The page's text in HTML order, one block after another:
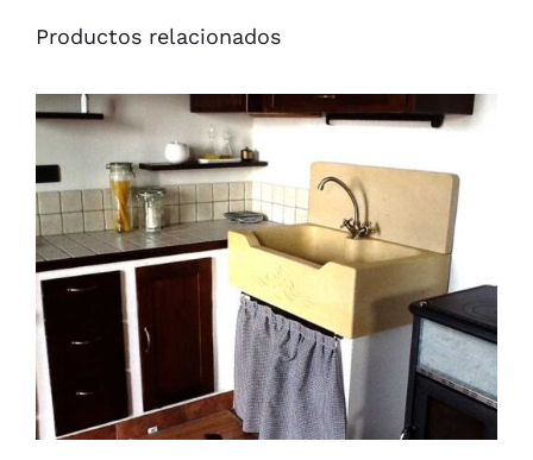
Productos relacionados
DETAILS